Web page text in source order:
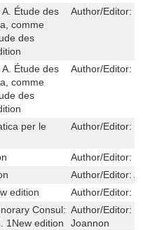
Étude des
comme
des
Author/Editor:
Étude des
comme
des
Author/Editor:
per le
Author/Editor:
Author/Editor:
Author/Editor:
edition
Author/Editor:
Consul:
1New edition
Author/Editor:
Joannon